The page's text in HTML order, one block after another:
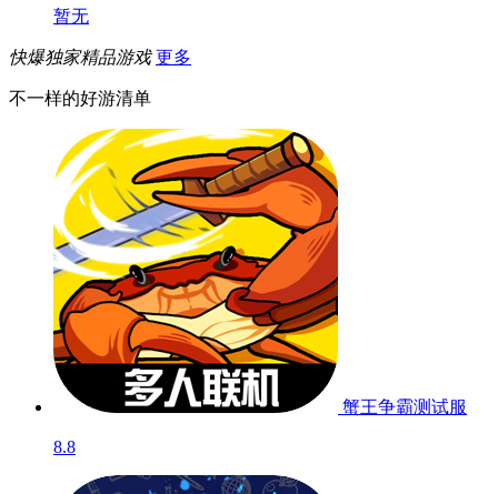
暂无
快爆独家精品游戏 更多
不一样的好游清单
蟹王争霸测试服
8.8